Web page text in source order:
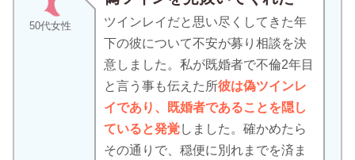
50代女性
ツインレイだと思い尽くしてきた年
下の彼について不安が募り相談を決
意しました。私が既婚者で不倫2年目
と言う事も伝えた所彼は偽ツインレ
イであり、既婚者であることを隠し
ていると発覚しました。確かめたら
その通りで、穏便に別れまでを済ま